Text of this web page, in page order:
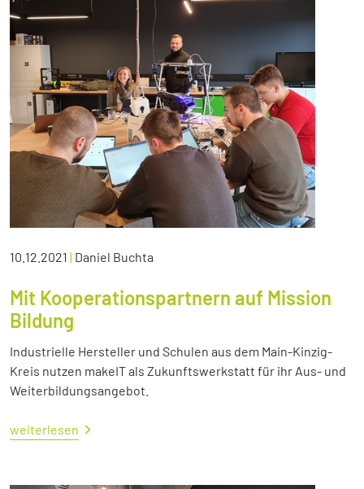
10.12.2021 | Daniel Buchta
Mit Kooperationspartnern auf Mission
Bildung
Industrielle Hersteller und Schulen aus dem Main-Kinzig-
Kreis nutzen makeIT als Zukunftswerkstatt für ihr Aus- und
Weiterbildungsangebot.
weiterlesen